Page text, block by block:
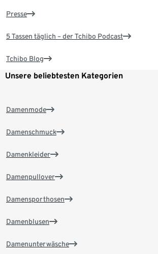
Presse
5 Tassen täglich – der Tchibo Podcast
Tchibo Blog
Unsere beliebtesten Kategorien
Damenmode
Damenschmuck
Damenkleider
Damenpullover
Damensporthosen
Damenblusen
Damenunterwäsche